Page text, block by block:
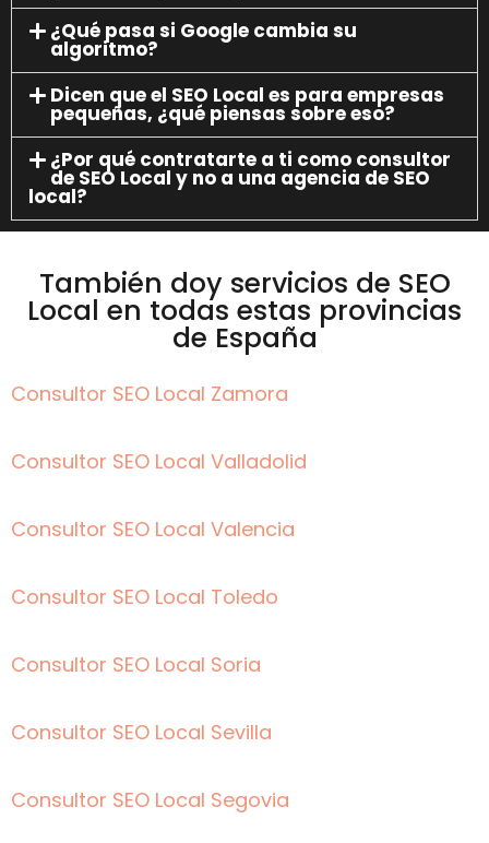
¿Qué pasa si Google cambia su
algoritmo?
Dicen que el SEO Local es para empresas
pequeñas, ¿qué piensas sobre eso?
¿Por qué contratarte a ti como consultor
de SEO Local y no a una agencia de SEO
local?
También doy servicios de SEO
Local en todas estas provincias
de España
Consultor SEO Local Zamora
Consultor SEO Local Valladolid
Consultor SEO Local Valencia
Consultor SEO Local Toledo
Consultor SEO Local Soria
Consultor SEO Local Sevilla
Consultor SEO Local Segovia